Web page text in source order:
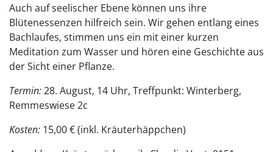
Auch auf seelischer Ebene können uns ihre
Blütenessenzen hilfreich sein. Wir gehen entlang eines
Bachlaufes, stimmen uns ein mit einer kurzen
Meditation zum Wasser und hören eine Geschichte aus
der Sicht einer Pflanze.
Termin:28. August, 14 Uhr, Treffpunkt: Winterberg,
Remmeswiese 2c
Kosten: 15,00 € (inkl. Kräuterhäppchen)